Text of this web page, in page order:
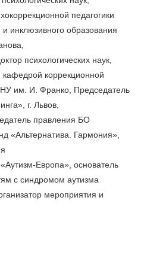
педагогики
инклюзивного образования
психологических наук,
коррекционной
им. И. Франко, Председатель
г. Львов,
правления БО
«Альтернатива. Гармония»,
Европа», основатель
с синдромом аутизма
мероприятия и